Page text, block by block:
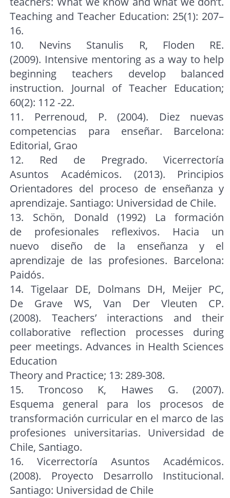
Teaching and Teacher Education: 25(1): 207–
16.
10. Nevins Stanulis R, Floden RE.
(2009). Intensive mentoring as a way to help
beginning teachers develop balanced
instruction. Journal of Teacher Education;
60(2): 112 -22.
11. Perrenoud, P. (2004). Diez nuevas
competencias para enseñar. Barcelona:
Editorial, Grao
12. Red de Pregrado. Vicerrectoría
Asuntos Académicos. (2013). Principios
Orientadores del proceso de enseñanza y
aprendizaje. Santiago: Universidad de Chile.
13. Schön, Donald (1992) La formación
de profesionales reflexivos. Hacia un
nuevo diseño de la enseñanza y el
aprendizaje de las profesiones. Barcelona:
Paidós.
14. Tigelaar DE, Dolmans DH, Meijer PC,
De Grave WS, Van Der Vleuten CP.
(2008). Teachers’ interactions and their
collaborative reflection processes during
peer meetings. Advances in Health Sciences
Education
Theory and Practice; 13: 289-308.
15. Troncoso K, Hawes G. (2007).
Esquema general para los procesos de
transformación curricular en el marco de las
profesiones universitarias. Universidad de
Chile, Santiago.
16. Vicerrectoría Asuntos Académicos.
(2008). Proyecto Desarrollo Institucional.
Santiago: Universidad de Chile